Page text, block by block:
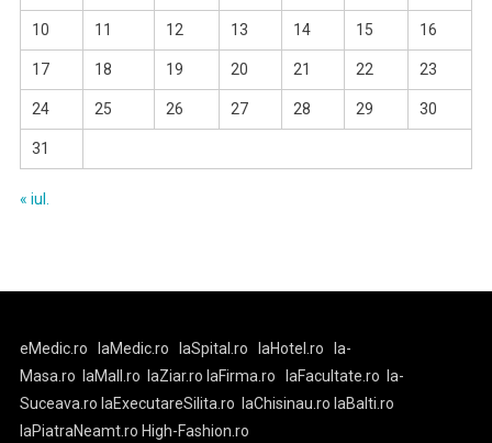
10 11 12 13 14 15 16
17 18 19 20 21 22 23
24 25 26 27 28 29 30
31
« iul.
eMedic.ro laMedic.ro laSpital.ro laHotel.ro
la-
Masa.ro
laMall.ro laZiar.ro laFirma.ro laFacultate.ro
la-
Suceava.ro laExecutareSilita.ro laChisinau.ro laBalti.ro
laPiatraNeamt.ro High-Fashion.ro